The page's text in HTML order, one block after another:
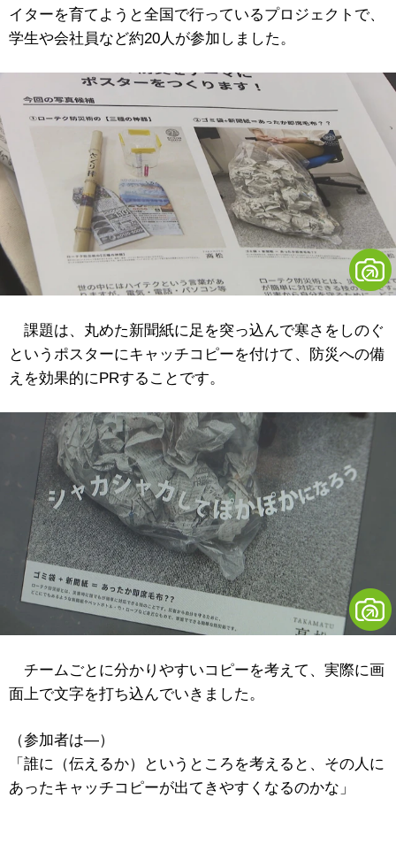
イターを育てようと全国で行っているプロジェクトで、
学生や会社員など約20人が参加しました。
課題は、丸めた新聞紙に足を突っ込んで寒さをしのぐ
というポスターにキャッチコピーを付けて、防災への備
えを効果的にPRすることです。
チームごとに分かりやすいコピーを考えて、実際に画
面上で文字を打ち込んでいきました。
（参加者は―）
「誰に（伝えるか）というところを考えると、その人に
あったキャッチコピーが出てきやすくなるのかな」